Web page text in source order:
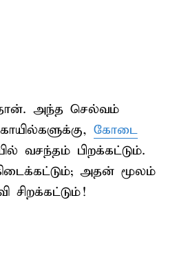
அந்த செல்வம்
கோடை
வசந்தம் பிறக்கட்டும்.
கிடைக்கட்டும்; அதன் மூலம்
சிறக்கட்டும்!